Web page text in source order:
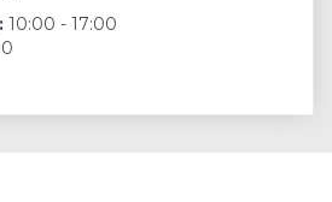
10:00 - 17:00